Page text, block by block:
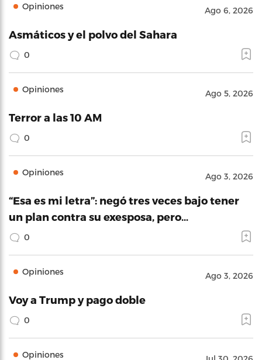
Opiniones Ago 6, 2026
Asmáticos y el polvo del Sahara
0
Opiniones Ago 5, 2026
Terror a las 10 AM
0
Opiniones Ago 3, 2026
“Esa es mi letra”: negó tres veces bajo tener
un plan contra su exesposa, pero…
0
Opiniones Ago 3, 2026
Voy a Trump y pago doble
0
Opiniones